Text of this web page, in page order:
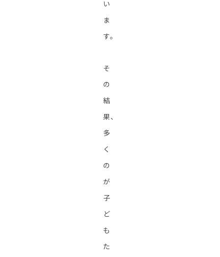
い
ま
す。
そ
の
結
果、
多
く
の
が
子
ど
も
た